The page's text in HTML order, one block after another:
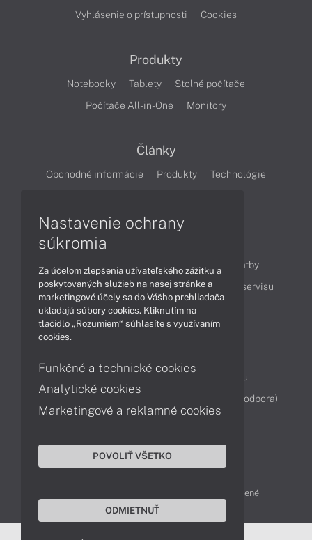
Vyhlásenie o prístupnosti
Cookies
Produkty
Notebooky Tablety
Stolné počítače
Počítače All-in-One
Monitory
Články
Obchodné informácie Produkty
Technológie
Ako nakupovať
Možnosti doručenia a platby
Podpora a servis
Servisné služby Cenník servisu
Kontakty
Reklamácia tovaru
Diagnostiky online
TeamViewer (vzdialená podpora)
DELL-SHOP © 2011 - 2026 Všetky práva vyhradené
Nastavenie ochrany
súkromia
Za účelom zlepšenia užívateľského zážitku a
poskytovaných služieb na našej stránke a
marketingové účely sa do Vášho prehliadača
ukladajú súbory cookies. Kliknutím na
tlačidlo „Rozumiem“ súhlasíte s využívaním
cookies.
Funkčné a technické cookies
Analytické cookies
Marketingové a reklamné cookies
POVOLIŤ VŠETKO
ODMIETNUŤ